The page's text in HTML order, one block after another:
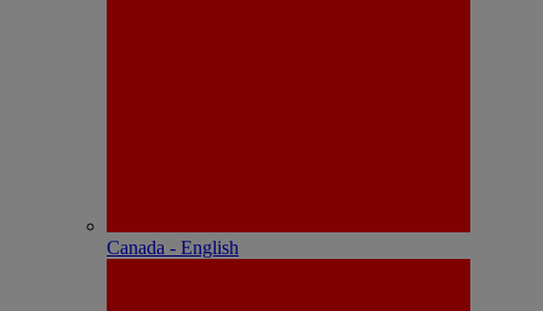
Canada - English